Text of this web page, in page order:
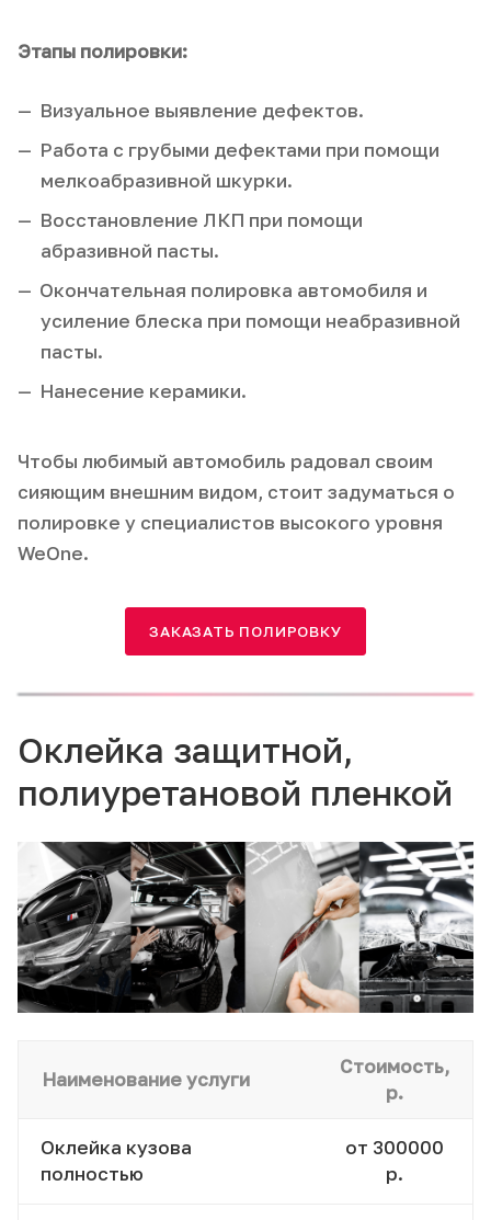
Этапы полировки:
Визуальное выявление дефектов.
Работа с грубыми дефектами при помощи
мелкоабразивной шкурки.
Восстановление ЛКП при помощи
абразивной пасты.
Окончательная полировка автомобиля и
усиление блеска при помощи неабразивной
пасты.
Нанесение керамики.
Чтобы любимый автомобиль радовал своим
сияющим внешним видом, стоит задуматься о
полировке у специалистов высокого уровня
WeOne.
ЗАКАЗАТЬ ПОЛИРОВКУ
Оклейка защитной,
полиуретановой пленкой
Наименование услуги
Стоимость,
р.
Оклейка кузова
полностью
от 300000
р.